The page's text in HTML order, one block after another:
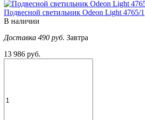
Подвесной светильник Odeon Light 4765/1
В наличии
Доставка 490 руб. Завтра
13 986 руб.